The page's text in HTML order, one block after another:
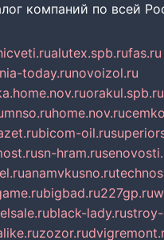
компаний по всей
alutex.spb.rufas.ru
today.runovoizol.ru
orakul.spb.ru
mnso.ruhome.nov.ru
bicom-oil.ru
sn-hram.ru
anamvkusno.ru
bigbad.ru227gp.ru
black-lady.ru
zozor.ru